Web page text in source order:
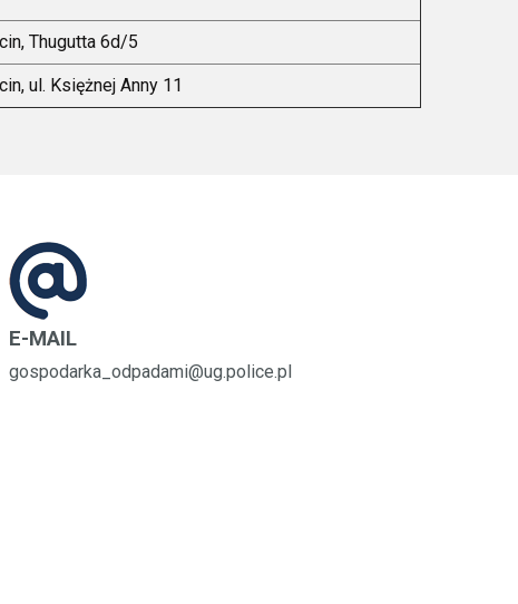
Thugutta 6d/5
ul. Księżnej Anny 11
E-MAIL
gospodarka_odpadami@ug.police.pl